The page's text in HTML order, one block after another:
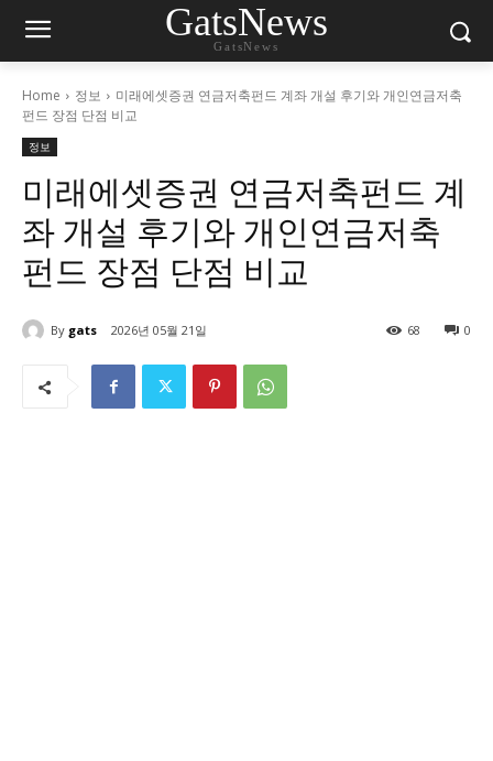
GatsNews
GatsNews
Home 정보
미래에셋증권 연금저축펀드 계좌 개설 후기와 개인연금저축
펀드 장점 단점 비교
정보
미래에셋증권 연금저축펀드 계
좌 개설 후기와 개인연금저축
펀드 장점 단점 비교
By gats 2026년 05월 21일 0
68